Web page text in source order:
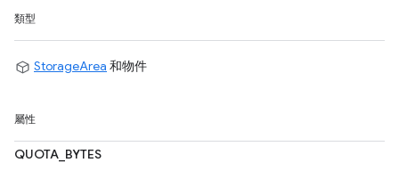
類型
StorageArea 和物件
屬性
QUOTA_BYTES